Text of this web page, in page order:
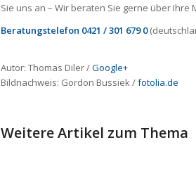
Sie uns an – Wir bera­ten Sie gerne über Ihre
Bera­tungs­te­le­fon 0421 / 301 679 0
Autor: Thomas Diler /Google+
Bildnachweis: Gordon Bussiek/fotolia.de
Weitere Artikel zum Thema